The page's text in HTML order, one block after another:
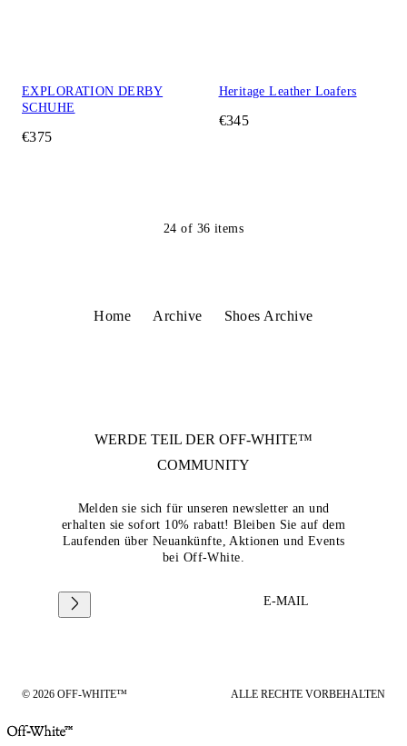
EXPLORATION DERBY
SCHUHE
€375
Heritage Leather Loafers
€345
24 of 36 items
Home Archive Shoes Archive
WERDE TEIL DER OFF-WHITE™
COMMUNITY
Melden sie sich für unseren newsletter an und
erhalten sie sofort 10% rabatt! Bleiben Sie auf dem
Laufenden über Neuankünfte, Aktionen und Events
bei Off-White.
E-MAIL
© 2026 OFF-WHITE™ ALLE RECHTE VORBEHALTEN